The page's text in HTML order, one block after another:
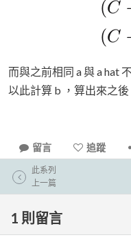
而與之前相同 a 與 a hat
以此計算 b ，算出來之
留言 追蹤
此系列
上一篇
1 則留言